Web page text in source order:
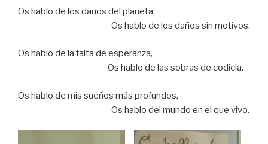
Os hablo de los daños del planeta,
Os hablo de los daños sin motivos.
Os hablo de la falta de esperanza,
Os hablo de las sobras de codicia.
Os hablo de mis sueños más profundos,
Os hablo del mundo en el que vivo.